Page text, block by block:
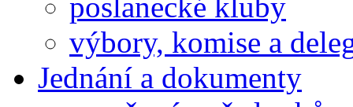
výbory, komise a
Jednání a dokumenty